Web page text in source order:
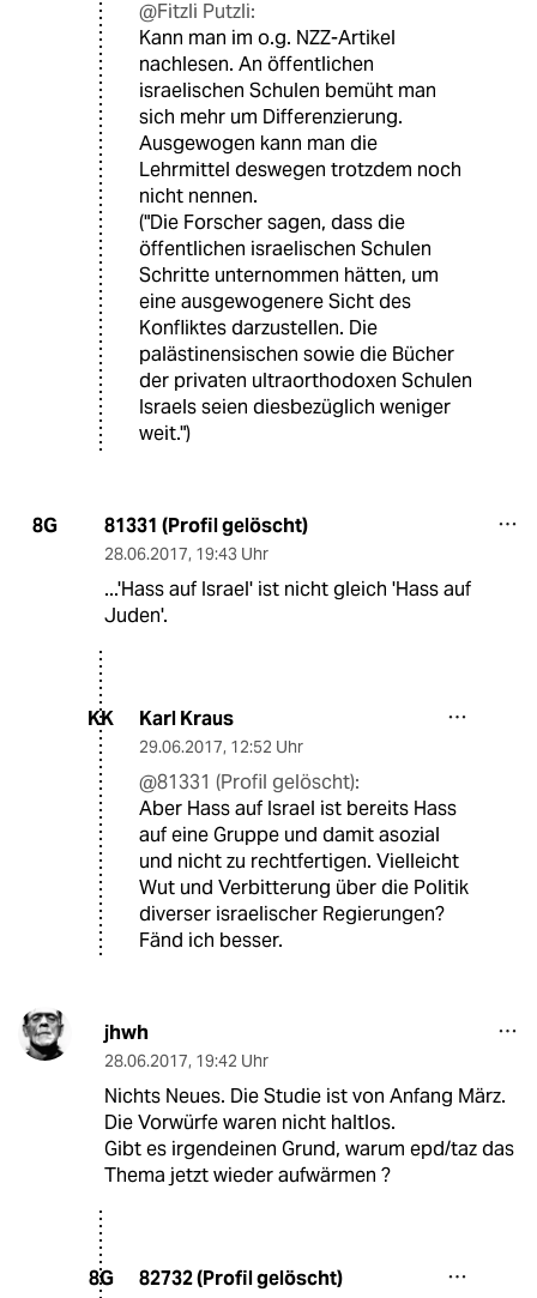
@Fitzli Putzli:
Kann man im o.g. NZZ-Artikel
nachlesen. An öffentlichen
israelischen Schulen bemüht man
sich mehr um Differenzierung.
Ausgewogen kann man die
Lehrmittel deswegen trotzdem noch
nicht nennen.
("Die Forscher sagen, dass die
öffentlichen israelischen Schulen
Schritte unternommen hätten, um
eine ausgewogenere Sicht des
Konfliktes darzustellen. Die
palästinensischen sowie die Bücher
der privaten ultraorthodoxen Schulen
Israels seien diesbezüglich weniger
weit.")
8G 81331 (Profil gelöscht)
28.06.2017, 19:43 Uhr
...'Hass auf Israel' ist nicht gleich 'Hass auf
Juden'.
KK Karl Kraus
29.06.2017, 12:52 Uhr
@81331 (Profil gelöscht):
Aber Hass auf Israel ist bereits Hass
auf eine Gruppe und damit asozial
und nicht zu rechtfertigen. Vielleicht
Wut und Verbitterung über die Politik
diverser israelischer Regierungen?
Fänd ich besser.
jhwh
28.06.2017, 19:42 Uhr
Nichts Neues. Die Studie ist von Anfang März.
Die Vorwürfe waren nicht haltlos.
Gibt es irgendeinen Grund, warum epd/taz das
Thema jetzt wieder aufwärmen ?
8G 82732 (Profil gelöscht)